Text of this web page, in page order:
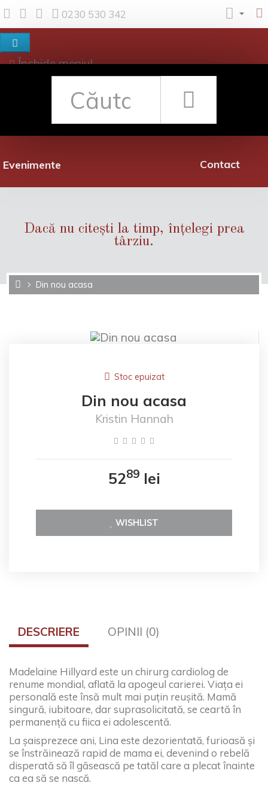
0230 530 342
Închide meniul
Evenimente
Rețea librării
Contact
Dacă nu citești la timp, înțelegi prea
târziu.
Din nou acasa
Stoc epuizat
Din nou acasa
Kristin Hannah
5289lei
WISHLIST
DESCRIERE OPINII (0)
Madelaine Hillyard este un chirurg cardiolog de
renume mondial, aflată la apogeul carierei. Viața ei
personală este însă mult mai puțin reușită. Mamă
singură, iubitoare, dar suprasolicitată, se ceartă în
permanență cu fiica ei adolescentă.
La șaisprezece ani, Lina este dezorientată, furioasă și
se înstrăinează rapid de mama ei, devenind o rebelă
disperată să îl găsească pe tatăl care a plecat înainte
ca ea să se nască.